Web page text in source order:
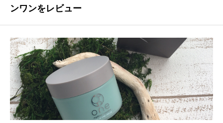
ンワンをレビュー